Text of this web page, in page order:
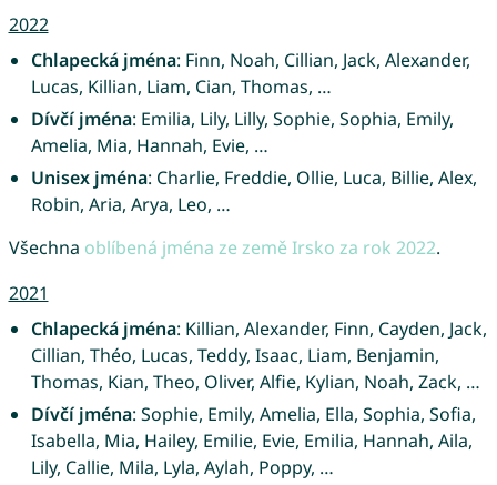
2022
Chlapecká jména: Finn, Noah, Cillian, Jack, Alexander,
Lucas, Killian, Liam, Cian, Thomas, …
Dívčí jména: Emilia, Lily, Lilly, Sophie, Sophia, Emily,
Amelia, Mia, Hannah, Evie, …
Unisex jména: Charlie, Freddie, Ollie, Luca, Billie, Alex,
Robin, Aria, Arya, Leo, …
Všechna oblíbená jména ze země Irsko za rok 2022.
2021
Chlapecká jména: Killian, Alexander, Finn, Cayden, Jack,
Cillian, Théo, Lucas, Teddy, Isaac, Liam, Benjamin,
Thomas, Kian, Theo, Oliver, Alfie, Kylian, Noah, Zack, …
Dívčí jména: Sophie, Emily, Amelia, Ella, Sophia, Sofia,
Isabella, Mia, Hailey, Emilie, Evie, Emilia, Hannah, Aila,
Lily, Callie, Mila, Lyla, Aylah, Poppy, …